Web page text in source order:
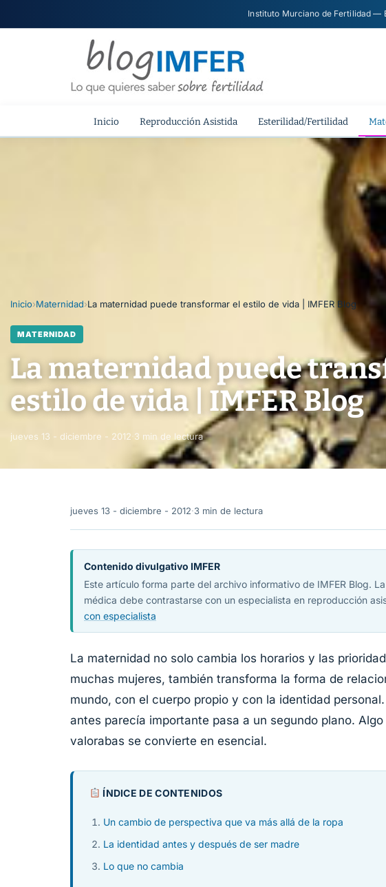
Instituto Murciano de Fertilidad —
Inicio Reproducción Asistida Esterilidad/Fertilidad
Inicio›Maternidad›La maternidad puede transformar el estilo de vida | IMFER Blog
MATERNIDAD
La maternidad puede
estilo de vida | IMFER Blog
jueves 13 - diciembre - 2012·3 min de lectura
jueves 13 - diciembre - 2012·3 min de lectura
Contenido divulgativo IMFER
Este artículo forma parte del archivo informativo de IMFER Blog.
médica debe contrastarse con un especialista en reproducción
con especialista
La maternidad no solo cambia los horarios y las
muchas mujeres, también transforma la forma de
mundo, con el cuerpo propio y con la identidad
antes parecía importante pasa a un segundo plano.
valorabas se convierte en esencial.
ÍNDICE DE CONTENIDOS
Un cambio de perspectiva que va más allá de la ropa
La identidad antes y después de ser madre
Lo que no cambia